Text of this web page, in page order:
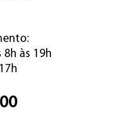
às 19h